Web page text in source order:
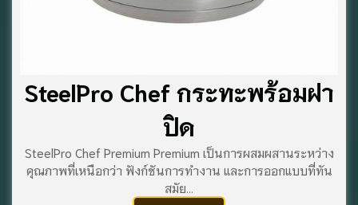
SteelPro Chef กระทะพร้อมฝา
ปิด
SteelPro Chef Premium Premium เป็นการผสมผสานระหว่าง
คุณภาพที่เหนือกว่า ฟังก์ชันการทํางาน และการออกแบบที่ทัน
สมัย...